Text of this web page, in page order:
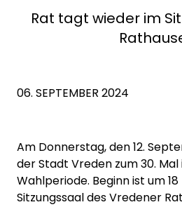
Rat tagt wieder im
06. SEPTEMBER 2024
Am Donnerstag, den 12.
der Stadt Vreden zum 30. Mal
Wahlperiode. Beginn ist um
Sitzungssaal des Vredener